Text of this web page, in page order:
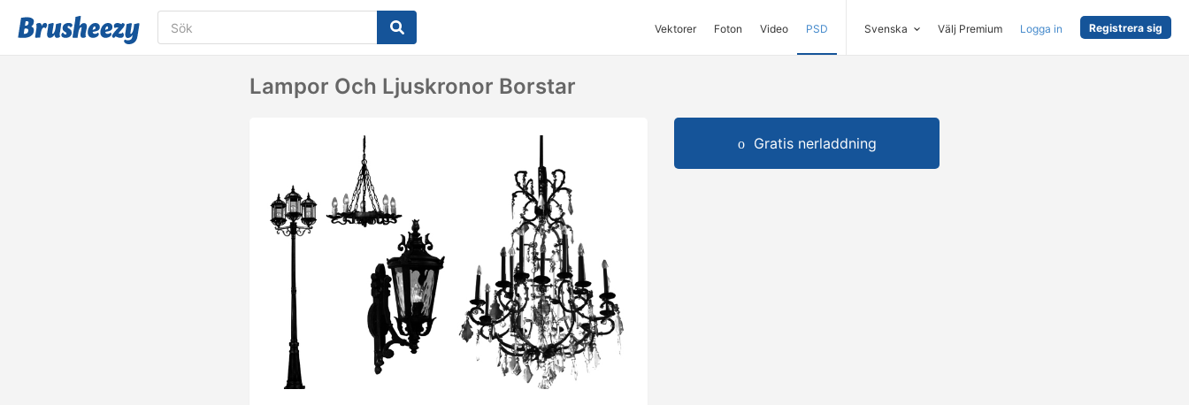
Vektorer Foton Video PSD Svenska Välj Premium Logga in Registrera sig
Lampor Och Ljuskronor Borstar
Gratis nerladdning